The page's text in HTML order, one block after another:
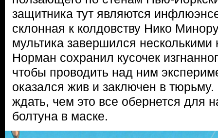
защитника тут являются
склонная к колдовству Нико
мультика завершился
Норман сохранил кусочек
чтобы проводить над ним
оказался жив и заключен в
ждать, чем это все обернется для
болтуна в маске.